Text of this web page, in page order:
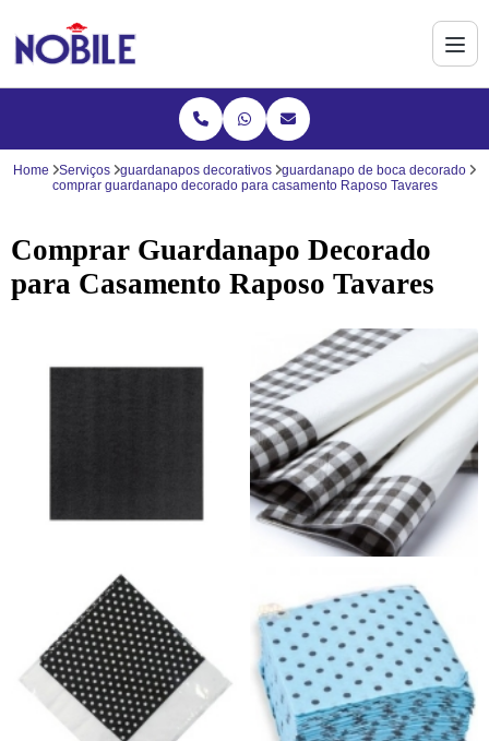
Home Serviços guardanapos decorativos
guardanapo de boca decorado
comprar guardanapo decorado para casamento Raposo Tavares
Comprar Guardanapo Decorado
para Casamento Raposo Tavares